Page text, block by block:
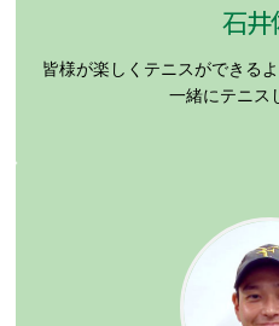
石井
皆様が楽しくテニスができる
一緒にテニス